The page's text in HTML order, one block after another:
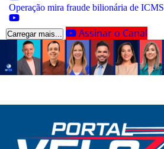
Operação mira fraude bilionária de ICMS
Carregar mais... Assinar o Canal